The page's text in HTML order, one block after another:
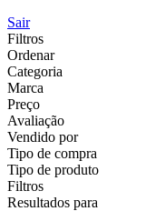
Sair
Filtros
Ordenar
Categoria
Marca
Preço
Avaliação
Vendido por
Tipo de compra
Tipo de produto
Filtros
Resultados para